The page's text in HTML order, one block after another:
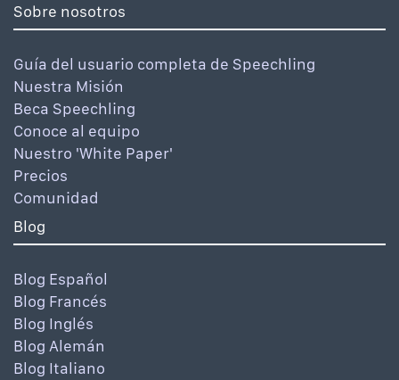
Sobre nosotros
Guía del usuario completa de Speechling
Nuestra Misión
Beca Speechling
Conoce al equipo
Nuestro 'White Paper'
Precios
Comunidad
Blog
Blog Español
Blog Francés
Blog Inglés
Blog Alemán
Blog Italiano